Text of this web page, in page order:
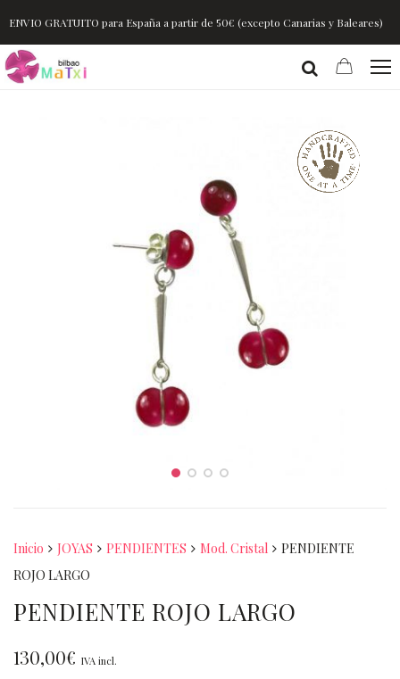
ENVIO GRATUITO para España a partir de 50€ (excepto Canarias y Baleares)
Inicio JOYAS PENDIENTES Mod. Cristal
PENDIENTE
ROJO LARGO
PENDIENTE ROJO LARGO
130,00€ IVA incl.